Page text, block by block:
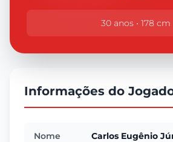
30 anos • 178 cm
Informações do
Nome
Carlos Eugênio